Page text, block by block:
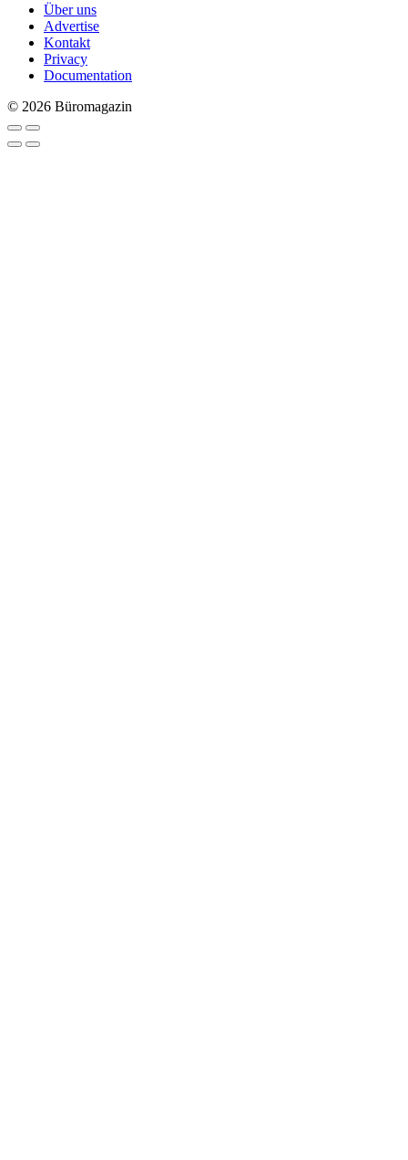
Über uns
Advertise
Kontakt
Privacy
Documentation
© 2026 Büromagazin